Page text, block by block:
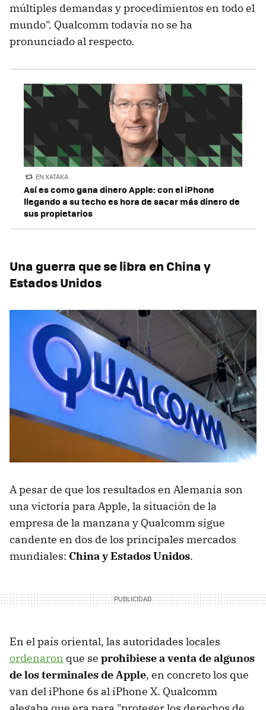
múltiples demandas y procedimientos en todo el
mundo". Qualcomm todavía no se ha
pronunciado al respecto.
EN XATAKA
Así es como gana dinero Apple: con el iPhone
llegando a su techo es hora de sacar más dinero de
sus propietarios
Una guerra que se libra en China y
Estados Unidos
A pesar de que los resultados en Alemania son
una victoria para Apple, la situación de la
empresa de la manzana y Qualcomm sigue
candente en dos de los principales mercados
mundiales: China y Estados Unidos.
En el país oriental, las autoridades locales
ordenaron que se prohibiese a venta de algunos
de los terminales de Apple, en concreto los que
van del iPhone 6s al iPhone X. Qualcomm